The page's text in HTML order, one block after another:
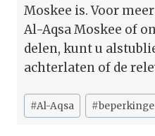
Moskee is. Voor
Al-Aqsa Moskee of
delen, kunt u
achterlaten of de
Bericht
tags:
#Al-Aqsa #